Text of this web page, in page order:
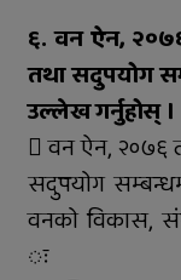
६. वन ऐन,
तथा सदुपयोग
उल्लेख गर्नुहोस् ।
 वन ऐन, २०७६
सदुपयोग
वनको विकास,
ः